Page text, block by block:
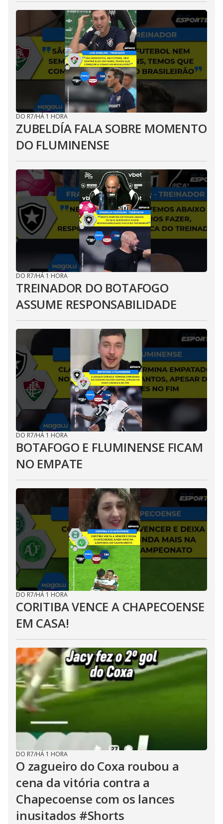
DO R7/HÁ 1 HORA
ZUBELDÍA FALA SOBRE MOMENTO
DO FLUMINENSE
DO R7/HÁ 1 HORA
TREINADOR DO BOTAFOGO
ASSUME RESPONSABILIDADE
DO R7/HÁ 1 HORA
BOTAFOGO E FLUMINENSE FICAM
NO EMPATE
DO R7/HÁ 1 HORA
CORITIBA VENCE A CHAPECOENSE
EM CASA!
DO R7/HÁ 1 HORA
O zagueiro do Coxa roubou a
cena da vitória contra a
Chapecoense com os lances
inusitados #Shorts